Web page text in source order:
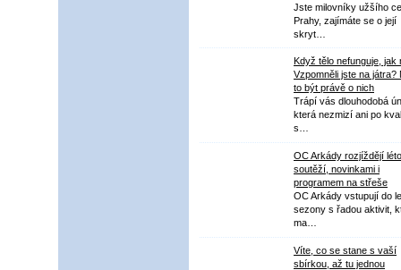
Jste milovníky užšího
Prahy, zajímáte se o její
skryt…
Když tělo nefunguje, jak
Vzpomněli jste na játra?
to být právě o nich
Trápí vás dlouhodobá
která nezmizí ani po
s…
OC Arkády rozjíždějí léto
soutěží, novinkami i
programem na střeše
OC Arkády vstupují do
sezony s řadou aktivit,
ma…
Víte, co se stane s vaší
sbírkou, až tu jednou